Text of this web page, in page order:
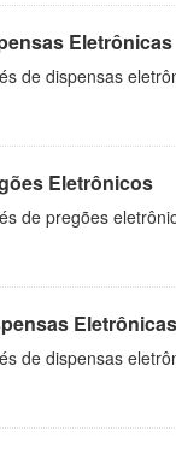
Eletrônicas
de dispensas
Eletrônicos
de pregões
de dispensas